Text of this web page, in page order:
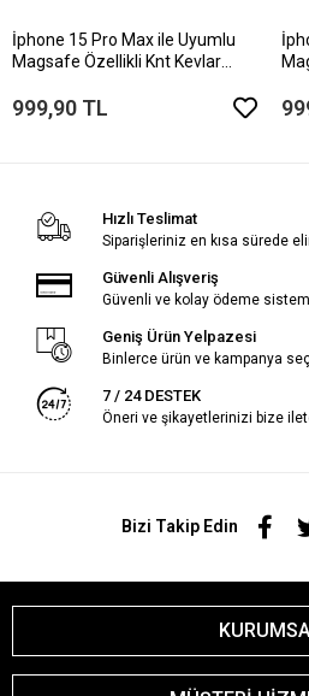
İphone 15 Pro Max ile Uyumlu
Magsafe Özellikli Knt Kevlar
999,90 TL
Hızlı Teslimat
Siparişleriniz en kısa sürede
Güvenli Alışveriş
Güvenli ve kolay ödeme
Geniş Ürün Yelpazesi
Binlerce ürün ve kampanya
7 / 24 DESTEK
Öneri ve şikayetlerinizi bize
Bizi Takip Edin